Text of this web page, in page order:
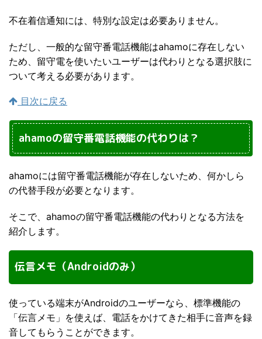
不在着信通知には、特別な設定は必要ありません。
ただし、一般的な留守番電話機能はahamoに存在しない
ため、留守電を使いたいユーザーは代わりとなる選択肢に
ついて考える必要があります。
目次に戻る
ahamoの留守番電話機能の代わりは？
ahamoには留守番電話機能が存在しないため、何かしら
の代替手段が必要となります。
そこで、ahamoの留守番電話機能の代わりとなる方法を
紹介します。
伝言メモ（Androidのみ）
使っている端末がAndroidのユーザーなら、標準機能の
「伝言メモ」を使えば、電話をかけてきた相手に音声を録
音してもらうことができます。